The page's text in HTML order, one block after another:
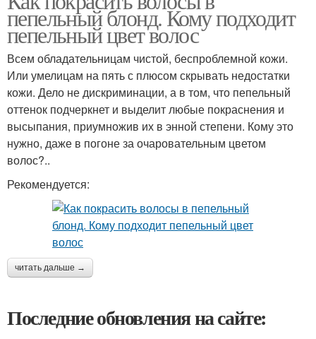
пепельный блонд. Кому подходит
пепельный цвет волос
Всем обладательницам чистой, беспроблемной кожи.
Или умелицам на пять с плюсом скрывать недостатки
кожи. Дело не дискриминации, а в том, что пепельный
оттенок подчеркнет и выделит любые покраснения и
высыпания, приумножив их в энной степени. Кому это
нужно, даже в погоне за очаровательным цветом
волос?..
Рекомендуется:
читать дальше →
Последние обновления на сайте: